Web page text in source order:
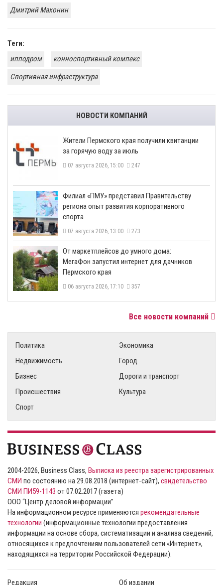
Дмитрий Махонин
Теги:
ипподром
конноспортивный компекс
Спортивная инфраструктура
НОВОСТИ КОМПАНИЙ
​Жители Пермского края получили квитанции
за горячую воду за июль
07 августа 2026, 15:00 247
​Филиал «ПМУ» представил Правительству
региона опыт развития корпоративного
спорта
07 августа 2026, 13:00 273
От маркетплейсов до умного дома:
МегаФон запустил интернет для дачников
Пермского края
06 августа 2026, 17:10 357
Все новости компаний
Политика
Экономика
Недвижимость
Город
Бизнес
Дороги и транспорт
Происшествия
Культура
Спорт
2004-2026, Business Class, Выписка из реестра зарегистрированных
СМИ по состоянию на 29.08.2018 (интернет-сайт), свидетельство
СМИ ПИ59-1143 от 07.02.2017 (газета)
ООО “Центр деловой информации”
На информационном ресурсе применяются рекомендательные
технологии (информационные технологии предоставления
информации на основе сбора, систематизации и анализа сведений,
относящихся к предпочтениям пользователей сети «Интернет»,
находящихся на территории Российской Федерации).
Редакция Об издании